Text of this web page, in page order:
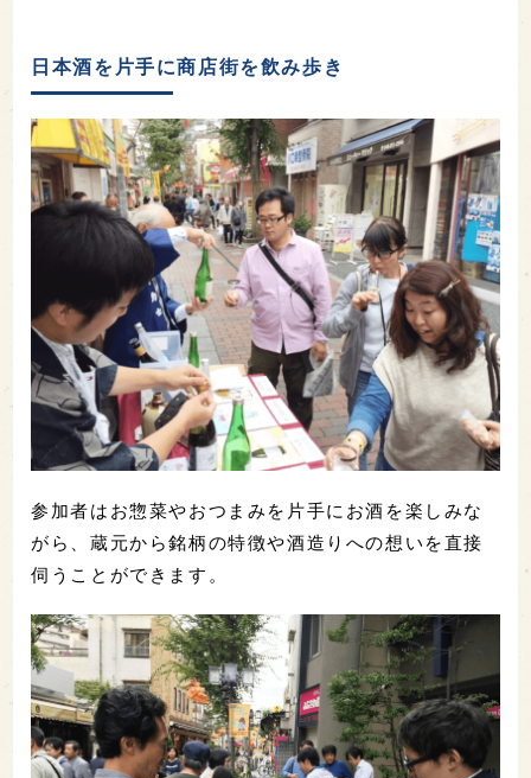
日本酒を片手に商店街を飲み歩き
参加者はお惣菜やおつまみを片手にお酒を楽しみな
がら、蔵元から銘柄の特徴や酒造りへの想いを直接
伺うことができます。